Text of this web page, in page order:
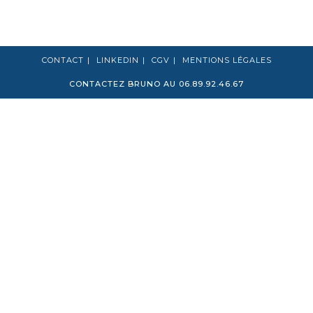
CONTACT LINKEDIN CGV MENTIONS LÉGALES
CONTACTEZ BRUNO AU 06.89.92.46.67